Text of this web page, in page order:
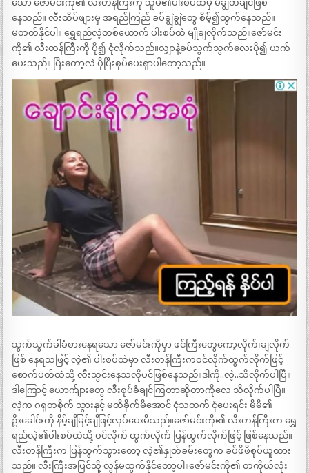
သော ဇော်မင်းကို၏ လီးတန်ကြီးကို သူမ၏ပါးစပ်ထဲမှ မချွတ်ချင်ဖြစ်
နေသည်။ လီးထိပ်ဖျားမှ အရည်ကြည် ခပ်ချွဲချွဲတွေ စိမ့်၍ထွက်နေသည်။
မတတ်နိုင်ပါ။ ရွှေရည်လဲ့တစ်ယောက် ပါးစပ်ထဲ မျိုချလိုက်သည်။ဇော်မင်း
ကို၏ လီးတန်ကြီးကို ပို၍ ငုံလိုက်သည်။လျှာနဲ့ခပ်သွက်သွက်လေးပို၍ ယက်
ပေးသည်။ ပြီးတော့လဲ ပိုပြီးစုပ်ပေးရှာပါတော့သည်။
သွက်သွက်ခါခံစားနေရသော ဇော်မင်းကိုမှာ ဖင်ကြီးတွေကော့လိုက်၊ချလိုက်
ဖြစ် နေရသဖြင့် လဲ့၏ ပါးစပ်ထဲမှာ လီးတန်ကြီးကဝင်လိုက်ထွက်လိုက်ဖြင့်
စောက်ပတ်ထဲသို့ လီးသွင်းနေသလိုပင်ဖြစ်နေသည်။ဒါကို..လဲ့..သိလိုက်ပါပြီ။
ဒါကြောင့် ယောက်ျားတွေ လီးစုပ်ခံချင်ကြတာဆိုတာကိုလေ သိလိုက်ပါပြီ။
လဲ့က ဂရုတစိုက် သွားနှင့် မထိခိုက်မိအောင် ငုံသထက် ငုံပေးရင်း မိမိ၏
ဦးခေါင်းကို နိမ့်ချီမြင့်ချီဖြင့်လုပ်ပေးမိသည်။ဇော်မင်းကို၏ လီးတန်ကြီးက ရွှေ
ရည်လဲ့၏ပါးစပ်ထဲသို့ ဝင်လိုက် ထွက်လိုက် ပြန်ထွက်လိုက်ဖြင့် ဖြစ်နေသည်။
လီးတန်ကြီးက ပြန်ထွက်သွားတော့ လဲ့၏နှုတ်ခမ်းတွေက ခပ်ဖိဖိစုပ်ယူထား
သည်။ လီးကြီးအပြင်သို့ လွန်မထွက်နိုင်တော့ပါ။ဇော်မင်းကို၏ တကိုယ်လုံး